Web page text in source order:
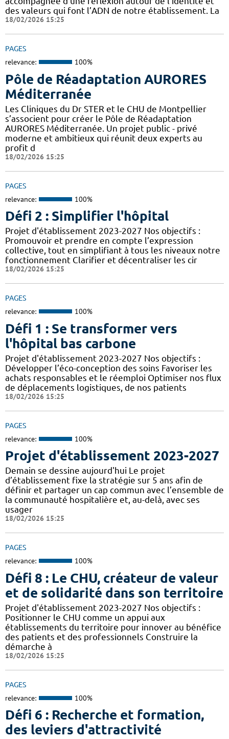
des valeurs qui font l’ADN de notre établissement. La
18/02/2026 15:25
PAGES
relevance: 100%
Pôle de Réadaptation AURORES
Méditerranée
Les Cliniques du Dr STER et le CHU de Montpellier
s’associent pour créer le Pôle de Réadaptation
AURORES Méditerranée. Un projet public - privé
moderne et ambitieux qui réunit deux experts au
profit d
18/02/2026 15:25
PAGES
relevance: 100%
Défi 2 : Simplifier l'hôpital
Projet d'établissement 2023-2027 Nos objectifs :
Promouvoir et prendre en compte l’expression
collective, tout en simplifiant à tous les niveaux notre
fonctionnement Clarifier et décentraliser les cir
18/02/2026 15:25
PAGES
relevance: 100%
Défi 1 : Se transformer vers
l'hôpital bas carbone
Projet d'établissement 2023-2027 Nos objectifs :
Développer l’éco-conception des soins Favoriser les
achats responsables et le réemploi Optimiser nos flux
de déplacements logistiques, de nos patients
18/02/2026 15:25
PAGES
relevance: 100%
Projet d'établissement 2023-2027
Demain se dessine aujourd'hui Le projet
d’établissement fixe la stratégie sur 5 ans afin de
définir et partager un cap commun avec l’ensemble de
la communauté hospitalière et, au-delà, avec ses
usager
18/02/2026 15:25
PAGES
relevance: 100%
Défi 8 : Le CHU, créateur de valeur
et de solidarité dans son territoire
Projet d'établissement 2023-2027 Nos objectifs :
Positionner le CHU comme un appui aux
établissements du territoire pour innover au bénéfice
des patients et des professionnels Construire la
démarche à
18/02/2026 15:25
PAGES
relevance: 100%
Défi 6 : Recherche et formation,
des leviers d'attractivité